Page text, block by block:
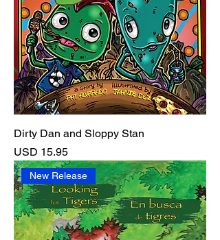
Dirty Dan and Sloppy Stan
Precio
USD 15.95
New Release